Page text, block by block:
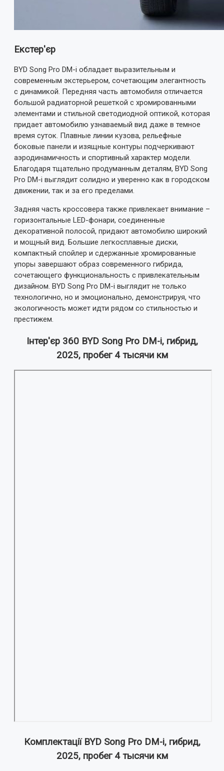
Екстер'єр
BYD Song Pro DM-i обладает выразительным и
современным экстерьером, сочетающим элегантность
с динамикой. Передняя часть автомобиля отличается
большой радиаторной решеткой с хромированными
элементами и стильной светодиодной оптикой, которая
придает автомобилю узнаваемый вид даже в темное
время суток. Плавные линии кузова, рельефные
боковые панели и изящные контуры подчеркивают
аэродинамичность и спортивный характер модели.
Благодаря тщательно продуманным деталям, BYD Song
Pro DM-i выглядит солидно и уверенно как в городском
движении, так и за его пределами.
Задняя часть кроссовера также привлекает внимание –
горизонтальные LED-фонари, соединенные
декоративной полосой, придают автомобилю широкий
и мощный вид. Большие легкосплавные диски,
компактный спойлер и сдержанные хромированные
упоры завершают образ современного гибрида,
сочетающего функциональность с привлекательным
дизайном. BYD Song Pro DM-i выглядит не только
технологично, но и эмоционально, демонстрируя, что
экологичность может идти рядом со стильностью и
престижем.
Інтер'єр 360 BYD Song Pro DM-i, гибрид,
2025, пробег 4 тысячи км
Комплектації BYD Song Pro DM-i, гибрид,
2025, пробег 4 тысячи км